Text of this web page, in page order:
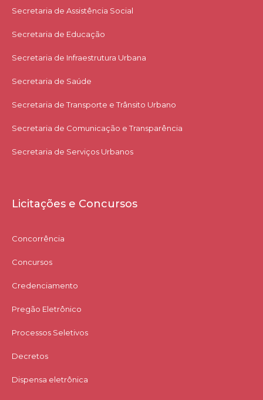
Secretaria de Assistência Social
Secretaria de Educação
Secretaria de Infraestrutura Urbana
Secretaria de Saúde
Secretaria de Transporte e Trânsito Urbano
Secretaria de Comunicação e Transparência
Secretaria de Serviços Urbanos
Licitações e Concursos
Concorrência
Concursos
Credenciamento
Pregão Eletrônico
Processos Seletivos
Decretos
Dispensa eletrônica